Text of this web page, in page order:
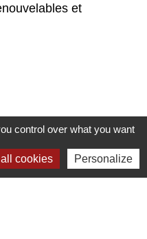
et
control over what you want
cookies Personalize